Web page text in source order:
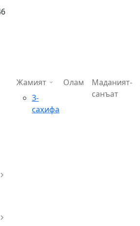
Жамият
3-
саҳифа
Олам
Маданият-
санъат